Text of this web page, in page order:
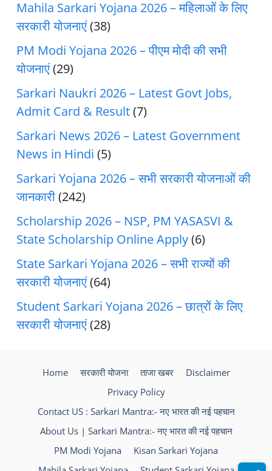
Mahila Sarkari Yojana 2026 – महिलाओं के लिए
सरकारी योजनाएं(38)
PM Modi Yojana 2026 – पीएम मोदी की सभी
योजनाएं(29)
Sarkari Naukri 2026 – Latest Govt Jobs,
Admit Card & Result(7)
Sarkari News 2026 – Latest Government
News in Hindi (5)
Sarkari Yojana 2026 – सभी सरकारी योजनाओं की
जानकारी(242)
Scholarship 2026 – NSP, PM YASASVI &
State Scholarship Online Apply(6)
State Sarkari Yojana 2026 – सभी राज्यों की
सरकारी योजनाएं(64)
Student Sarkari Yojana 2026 – छात्रों के लिए
सरकारी योजनाएं(28)
Home सरकारी योजना ताजा खबर
Disclaimer
Privacy Policy
Contact US : Sarkari Mantra:- नए भारत की नई पहचान
About Us | Sarkari Mantra:- नए भारत की नई पहचान
PM Modi Yojana
Kisan Sarkari Yojana